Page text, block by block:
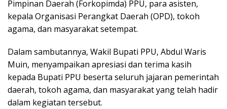
Pimpinan Daerah (Forkopimda) PPU, para asisten,
kepala Organisasi Perangkat Daerah (OPD), tokoh
agama, dan masyarakat setempat.
Dalam sambutannya, Wakil Bupati PPU, Abdul Waris
Muin, menyampaikan apresiasi dan terima kasih
kepada Bupati PPU beserta seluruh jajaran pemerintah
daerah, tokoh agama, dan masyarakat yang telah hadir
dalam kegiatan tersebut.